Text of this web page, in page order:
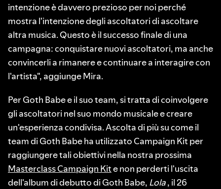
intenzione è davvero prezioso per noi perché
mostra l'intenzione degli ascoltatori di ascoltare
altra musica. Questo è il successo finale di una
campagna: conquistare nuovi ascoltatori, ma anche
convincerli a rimanere e continuare a interagire con
l'artista", aggiunge Mira.
Per Goth Babe e il suo team, si tratta di coinvolgere
gli ascoltatori nel suo mondo musicale e creare
un'esperienza condivisa. Ascolta di più su come il
team di Goth Babe ha utilizzato Campaign Kit per
raggiungere tali obiettivi nella nostra prossima
Masterclass Campaign Kite non perderti l'uscita
dell'album di debutto di Goth Babe, Lola, il 26